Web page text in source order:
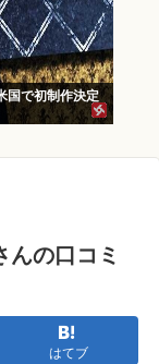
国で初制作決定
んの口コミ
はてブ